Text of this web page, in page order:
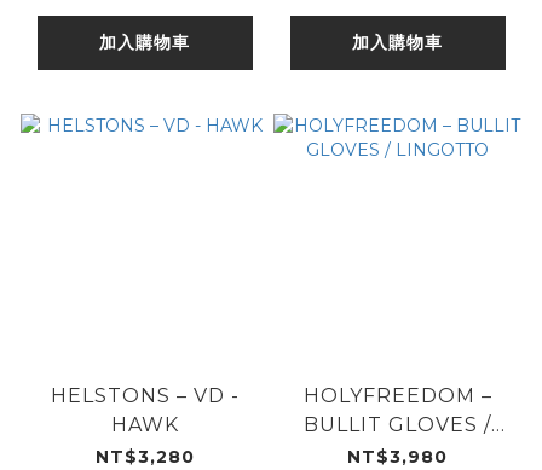
加入購物車 加入購物車
HELSTONS – VD -
HAWK
NT$3,280
HOLYFREEDOM –
BULLIT GLOVES /
LINGOTTO
NT$3,980